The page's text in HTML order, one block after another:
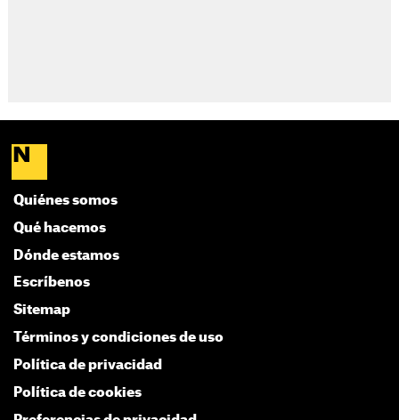
Quiénes somos
Qué hacemos
Dónde estamos
Escríbenos
Sitemap
Términos y condiciones de uso
Política de privacidad
Política de cookies